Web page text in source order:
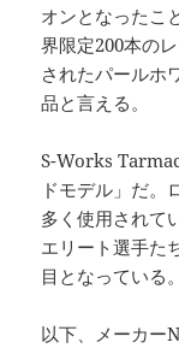
オンとなったこ
界限定200本の
されたパールホ
品と言える。
S-Works
ドモデル」だ。
多く使用されて
エリート選手た
目となっている。
以下、メーカー